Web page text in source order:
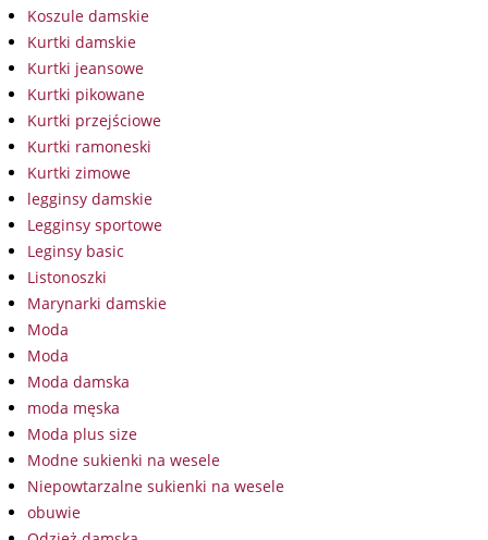
Koszule damskie
Kurtki damskie
Kurtki jeansowe
Kurtki pikowane
Kurtki przejściowe
Kurtki ramoneski
Kurtki zimowe
legginsy damskie
Legginsy sportowe
Leginsy basic
Listonoszki
Marynarki damskie
Moda
Moda
Moda damska
moda męska
Moda plus size
Modne sukienki na wesele
Niepowtarzalne sukienki na wesele
obuwie